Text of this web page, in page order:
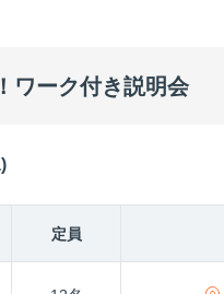
ワーク付き説明会
定員